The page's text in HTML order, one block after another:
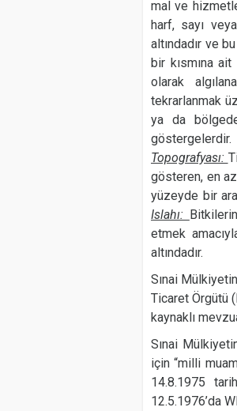
mal ve
harf, sayı
altındadır ve
bir kısmına
olarak
tekrarlanmak
ya da
Topografyası:
gösteren, en az
yüzeyde bir
Islahı:
etmek
altındadır.
Sınai
Ticaret Örgütü
kaynaklı
Sınai
için “milli
14.8.1975
12.5.1976’da